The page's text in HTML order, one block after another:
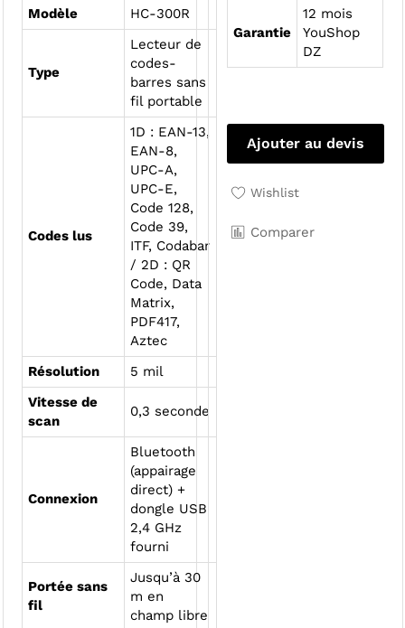
Modèle
HC-300R
Type
Lecteur de
codes-
barres sans
fil portable
Codes lus
1D : EAN-13,
EAN-8,
UPC-A,
UPC-E,
Code 128,
Code 39,
ITF, Codabar
/ 2D : QR
Code, Data
Matrix,
PDF417,
Aztec
Résolution
5 mil
Vitesse de
scan
0,3 seconde
Connexion
Bluetooth
(appairage
direct) +
dongle USB
2,4 GHz
fourni
Portée sans
fil
Jusqu’à 30
m en
champ libre
Garantie
12 mois
YouShop
DZ
Ajouter au devis
Wishlist
Comparer